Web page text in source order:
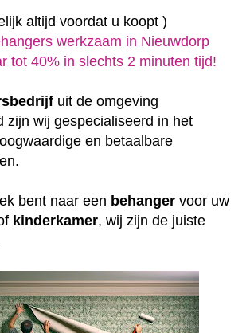
altijd voordat u koopt )
werkzaam in Nieuwdorp
tot 40% in slechts 2 minuten tijd!
uit de omgeving
zijn wij gespecialiseerd in het
en betaalbare
bent naar een behanger voor uw
kinderkamer, wij zijn de juiste